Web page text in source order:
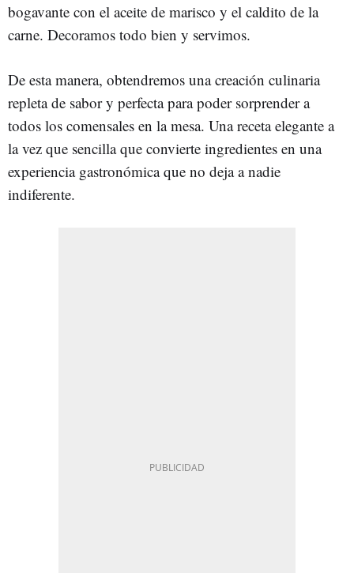
bogavante con el aceite de marisco y el caldito de la
carne. Decoramos todo bien y servimos.
De esta manera, obtendremos una creación culinaria
repleta de sabor y perfecta para poder sorprender a
todos los comensales en la mesa. Una receta elegante a
la vez que sencilla que convierte ingredientes en una
experiencia gastronómica que no deja a nadie
indiferente.